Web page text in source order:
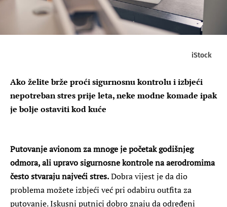
iStock
Ako želite brže proći sigurnosnu kontrolu i izbjeći
nepotreban stres prije leta, neke modne komade ipak
je bolje ostaviti kod kuće
Putovanje avionom za mnoge je početak godišnjeg
odmora, ali upravo sigurnosne kontrole na aerodromima
često stvaraju najveći stres.Dobra vijest je da dio
problema možete izbjeći već pri odabiru outfita za
putovanje. Iskusni putnici dobro znaju da određeni